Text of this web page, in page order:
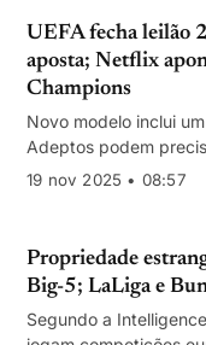
UEFA fecha leilão
aposta; Netflix
Champions
Novo modelo inclui
Adeptos podem
toda a competição
19 nov 2025 • 08:57
Propriedade
Big-5; LaLiga e
Segundo a